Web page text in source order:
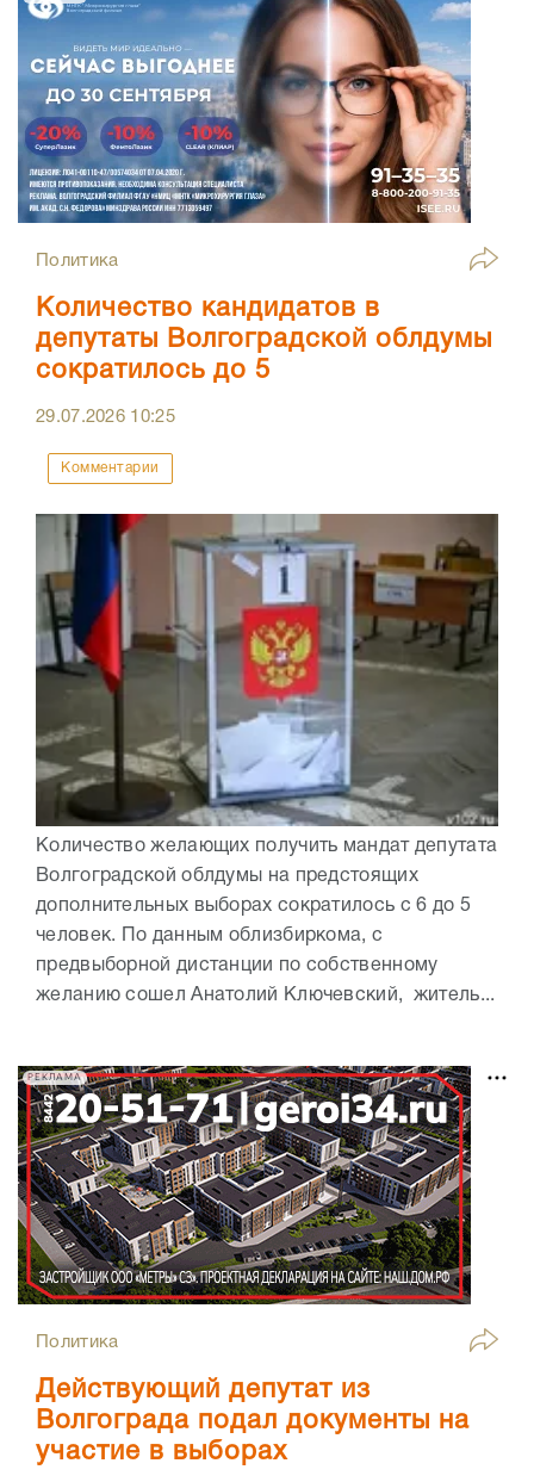
Политика
Количество кандидатов в
депутаты Волгоградской облдумы
сократилось до 5
29.07.2026 10:25
Комментарии
Количество желающих получить мандат депутата
Волгоградской облдумы на предстоящих
дополнительных выборах сократилось с 6 до 5
человек. По данным облизбиркома, с
предвыборной дистанции по собственному
желанию сошел Анатолий Ключевский, житель...
РЕКЛАМА
Политика
Действующий депутат из
Волгограда подал документы на
участие в выборах